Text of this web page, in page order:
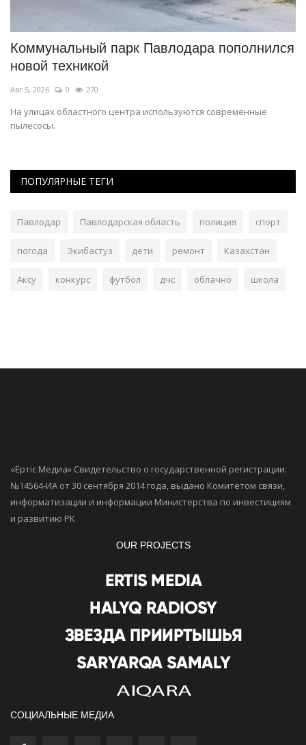
Коммунальный парк Павлодара пополнился
новой техникой
Авг 5, 2026 0 270
На улицах областного центра используются современные
пылесосы.
ПОПУЛЯРНЫЕ ТЕГИ
Павлодар Павлодарская область полиция спорт
погода Экибастуз дети ремонт Казахстан
Аксу конкурс футбол дчс облачно школа
«Ертiс Медиа» Свидетельство о государственной регистрации:
№14564-ИА от 30 сентября 2014 года, выдано Комитетом связи,
информатизации и информации Министерства по инвестициям
и развитию РК
OUR PROJECTS
СОЦИАЛЬНЫЕ МЕДИА